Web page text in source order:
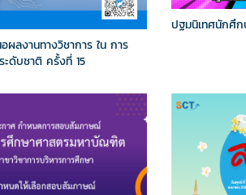
ผลงานทางวิชาการ ใน การ
ะดับชาติ ครั้งที่ 15
ปฐมนิเทศนักศึก